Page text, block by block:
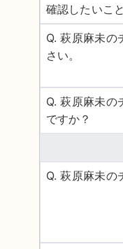
確認したいこ
Q. 萩原麻未の
さい。
Q. 萩原麻未の
ですか？
Q. 萩原麻未の